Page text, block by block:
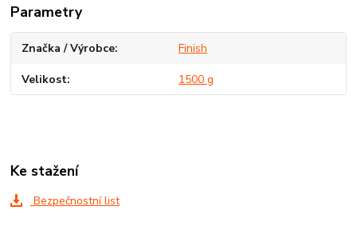
Parametry
Značka / Výrobce Finish
Velikost 1500 g
Ke stažení
Bezpečnostní list